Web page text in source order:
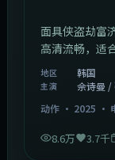
面具侠盗劫富
高清流畅，适
地区 韩国
主演
佘诗曼 /
动作· 2025 ·
8.6万 3.7千